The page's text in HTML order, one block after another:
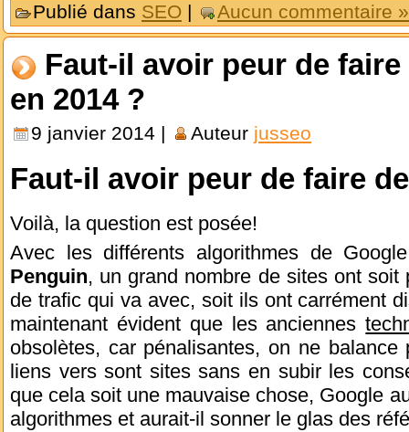
Publié dans SEO | Aucun commentaire »
Faut-il avoir peur de
en 2014 ?
9 janvier 2014 | Auteur jusseo
Faut-il avoir peur de faire
Voilà, la question est posée!
Avec les différents algorithmes de
Penguin, un grand nombre de sites ont
de trafic qui va avec, soit ils ont carrément
maintenant évident que les anciennes
obsolètes, car pénalisantes, on ne
liens vers sont sites sans en subir les
que cela soit une mauvaise chose, Google
algorithmes et aurait-il sonner le glas des